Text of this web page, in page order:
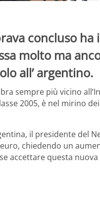
concluso
molto ma
all’ argentino.
sempre più vicino
2005, è nel mirino
il presidente del
chiedendo un
accettare questa